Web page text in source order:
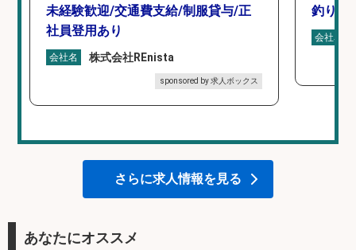
未経験歓迎/交通費支給/制服貸与/正
社員登用あり
会社名 株式会社REnista
sponsored by 求人ボックス
釣り具
会社名
さらに求人情報を見る
あなたにオススメ